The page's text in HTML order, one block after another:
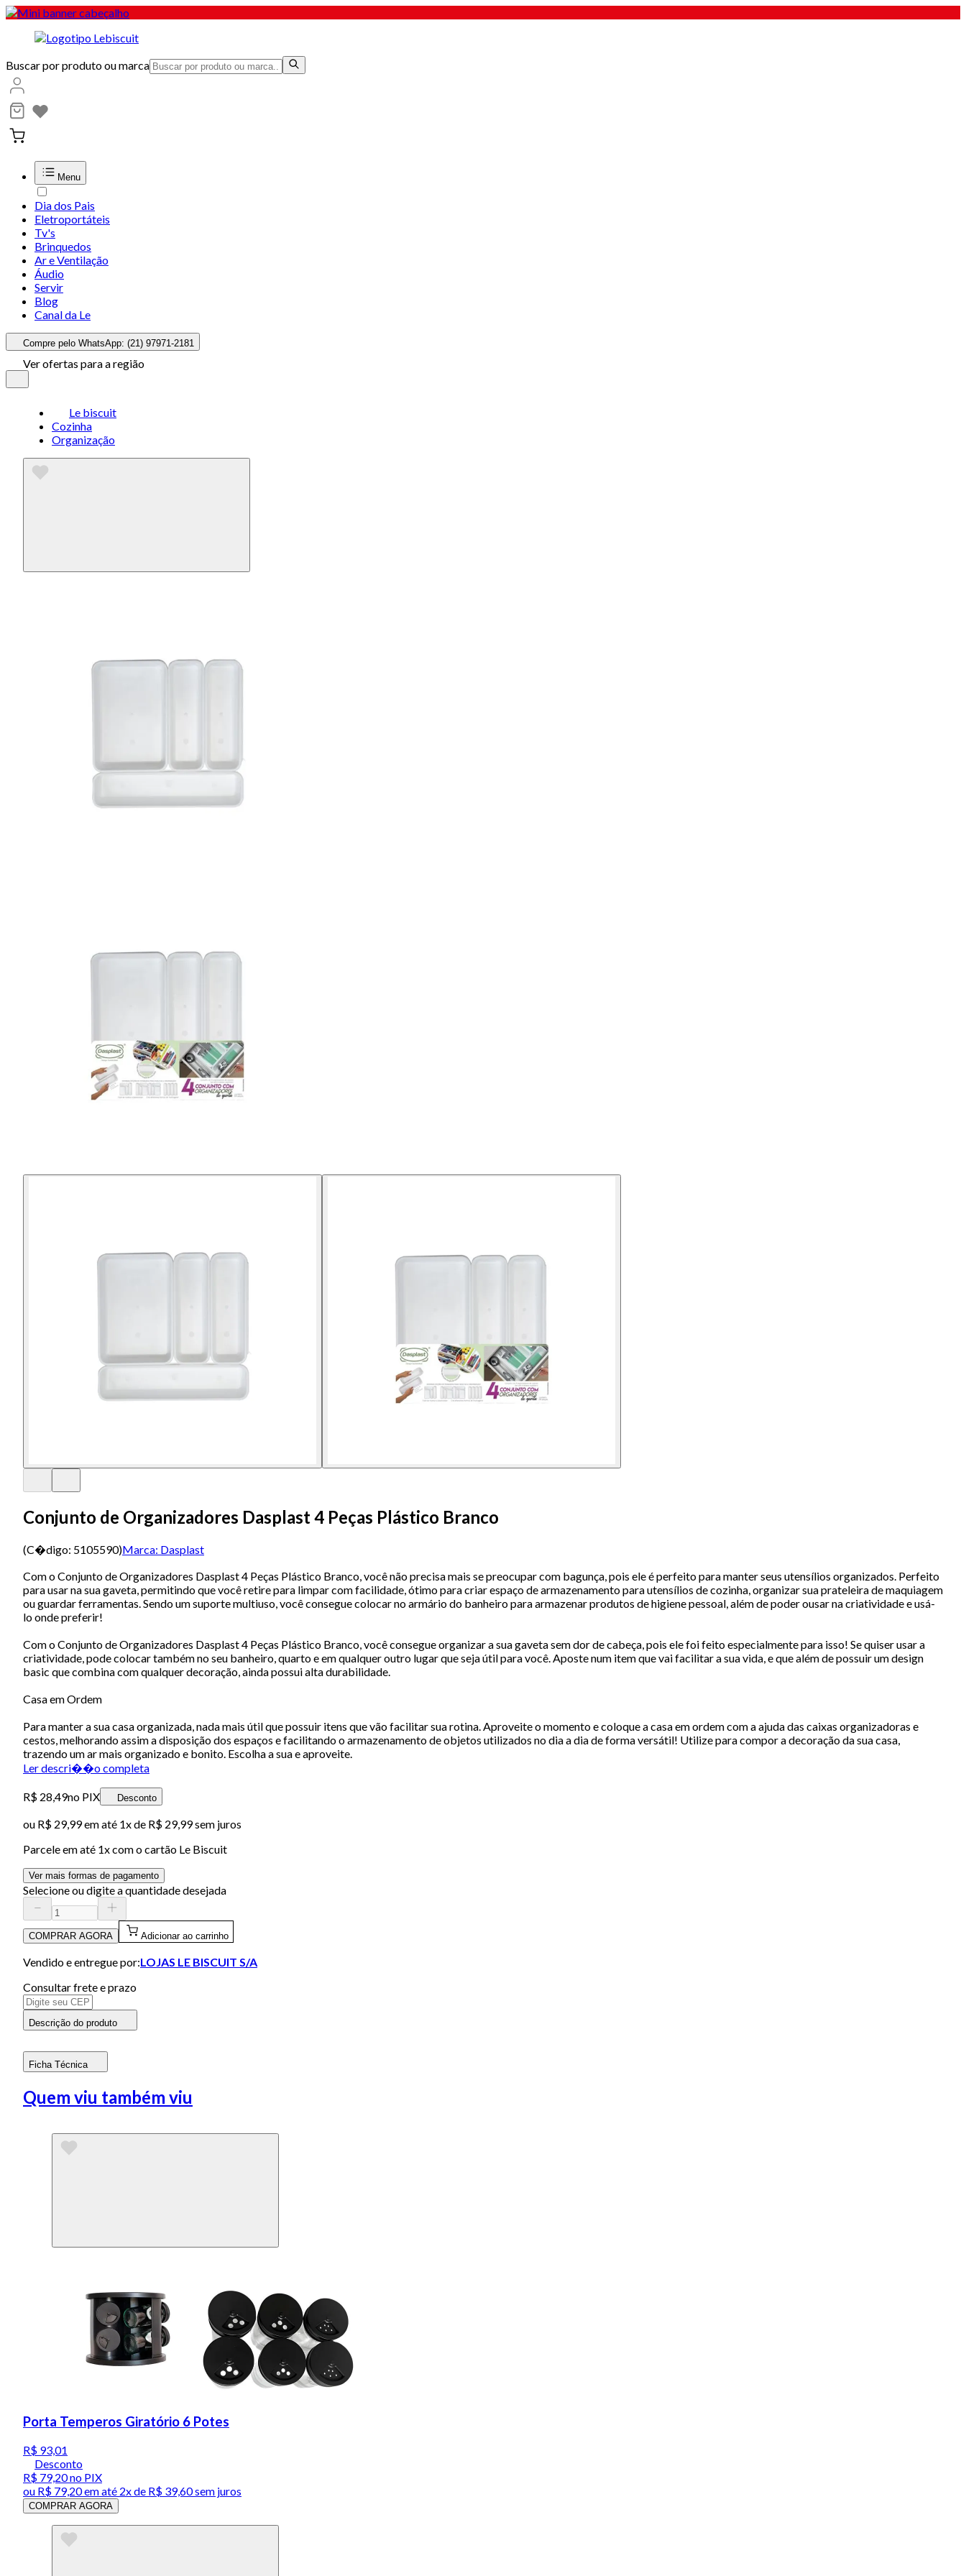
Buscar por produto ou marca
Menu
Dia dos Pais
Eletroportáteis
Tv's
Brinquedos
Ar e Ventilação
Áudio
Servir
Blog
Canal da Le
Compre pelo WhatsApp: (21) 97971-2181
Ver ofertas para a região
Le biscuit
Cozinha
Organização
Conjunto de Organizadores Dasplast 4 Peças Plástico Branco
(C�digo: 5105590)Marca: Dasplast
Com o Conjunto de Organizadores Dasplast 4 Peças Plástico Branco, você não precisa mais se preocupar com bagunça, pois ele é perfeito para manter seus utensílios organizados. Perfeito
para usar na sua gaveta, permitindo que você retire para limpar com facilidade, ótimo para criar espaço de armazenamento para utensílios de cozinha, organizar sua prateleira de maquiagem
ou guardar ferramentas. Sendo um suporte multiuso, você consegue colocar no armário do banheiro para armazenar produtos de higiene pessoal, além de poder ousar na criatividade e usá-
lo onde preferir!
Com o Conjunto de Organizadores Dasplast 4 Peças Plástico Branco, você consegue organizar a sua gaveta sem dor de cabeça, pois ele foi feito especialmente para isso! Se quiser usar a
criatividade, pode colocar também no seu banheiro, quarto e em qualquer outro lugar que seja útil para você. Aposte num item que vai facilitar a sua vida, e que além de possuir um design
basic que combina com qualquer decoração, ainda possui alta durabilidade.
Casa em Ordem
Para manter a sua casa organizada, nada mais útil que possuir itens que vão facilitar sua rotina. Aproveite o momento e coloque a casa em ordem com a ajuda das caixas organizadoras e
cestos, melhorando assim a disposição dos espaços e facilitando o armazenamento de objetos utilizados no dia a dia de forma versátil! Utilize para compor a decoração da sua casa,
trazendo um ar mais organizado e bonito. Escolha a sua e aproveite.
Ler descri��o completa
R$ 28,49no PIX Desconto
ou R$ 29,99em até 1x de R$ 29,99sem juros
Parcele em até 1x com o cartão Le Biscuit
Ver mais formas de pagamento
Selecione ou digite a quantidade desejada
COMPRAR AGORA Adicionar ao carrinho
Vendido e entregue por:LOJAS LE BISCUIT S/A
Consultar frete e prazo
Descrição do produto
Ficha Técnica
Quem viu também viu
Porta Temperos Giratório 6 Potes
R$ 93,01
Desconto
R$ 79,20no PIX
ou R$ 79,20em até 2x de R$ 39,60 sem juros
COMPRAR AGORA